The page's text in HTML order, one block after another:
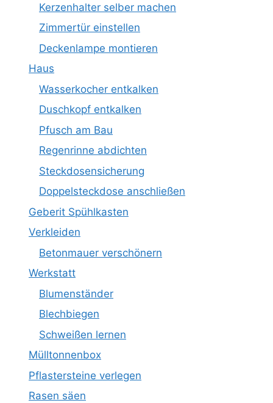
Kerzenhalter selber machen
Zimmertür einstellen
Deckenlampe montieren
Haus
Wasserkocher entkalken
Duschkopf entkalken
Pfusch am Bau
Regenrinne abdichten
Steckdosensicherung
Doppelsteckdose anschließen
Geberit Spühlkasten
Verkleiden
Betonmauer verschönern
Werkstatt
Blumenständer
Blechbiegen
Schweißen lernen
Mülltonnenbox
Pflastersteine verlegen
Rasen säen